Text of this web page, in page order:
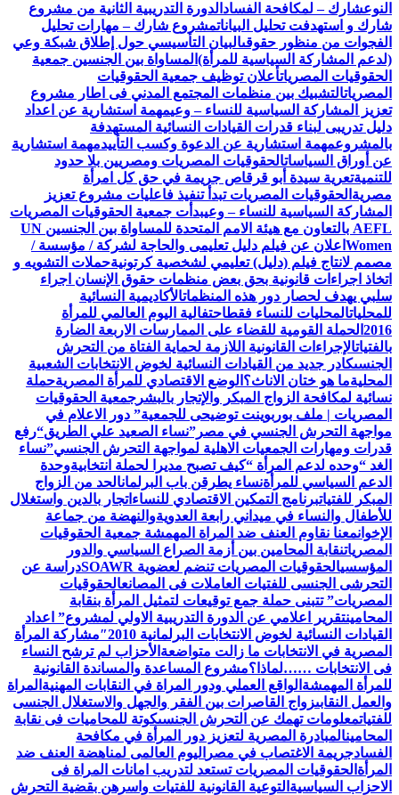
النوعشارك – لمكافحة الفساد الدورة التدريبية الثانية من مشروع
شارك و استهدفت تحليل البياناتمشروع شارك – مهارات تحليل
الفجوات من منظور حقوقىالبيان التأسيسي حول إطلاق شبكة وعي
(لدعم المشاركة السياسية للمرأة) المساواة بين الجنسين جمعية
الحقوقيات المصرياتأعلان توظيف جمعية الحقوقيات
المصرياتالتشبيك بين منظمات المجتمع المدني فى اطار مشروع
تعزيز المشاركة السياسية للنساء – وعيمهمة استشارية عن اعداد
دليل تدريبى لبناء قدرات القيادات النسائية المستهدفة
بالمشروعمهمة استشارية عن الدعوة وكسب التأييدمهمة استشارية
عن أوراق السياساتالحقوقيات المصريات ومصريين بلا حدود
للتنميةتعرية سيدة أبو قرقاص جريمة في حق كل امرأة
مصرية الحقوقيات المصريات تبدأ تنفيذ فاعليات مشروع تعزيز
المشاركة السياسية للنساء – وعيبدأت جمعية الحقوقيات المصريات
AEFL بالتعاون مع هيئة الامم المتحدة للمساواة بين الجنسين UN
Women اعلان عن فيلم دليل تعليمى والحاجة لشركة / مؤسسة /
مصمم لانتاج فيلم (دليل) تعليمي لشخصية كرتونيةحملات التشويه و
اتخاذ اجراءات قانونية بحق بعض منظمات حقوق الإنسان اجراء
سلبي يهدف لحصار دور هذه المنظماتالأكاديمية النسائية
للمحلياتالمحليات للنساء فقطاحتفالية اليوم العالمي للمرأة
2016 الحملة القومية للقضاء على الممارسات الاربعة الضارة
بالفتياتالإجراءات القانونية اللازمة لحماية الفتاة من التحرش
الجنسىكادر جديد من القيادات النسائية لخوض الانتخابات الشعبية
المحليةما هو ختان الاناث؟ الوضع الاقتصادي للمرأة المصريةحملة
نسائية لمكافحة الزواج المبكر والإتجار بالبشر جمعية الحقوقيات
المصريات | ملف بوربوينت توضيحى للجمعية” دور الاعلام في
مواجهة التحرش الجنسي في مصر”نساء الصعيد علي الطريق“رفع
قدرات ومهارات الجمعيات الاهلية لمواجهة التحرش الجنسي”نساء
الغد “وحده لدعم المرأة “كيف تصبح مديرا لحملة انتخابيةوحدة
الدعم السياسي للمرأةنساء يطرقن باب البرلمانالحد من الزواج
المبكر للفتياتبرنامج التمكين الاقتصادي للنساء اتجار بالدين واستغلال
للأطفال والنساء في ميداني رابعة العدويةوالنهضة من جماعة
الإخوانمعنا نقاوم العنف ضد المراة المهمشة جمعية الحقوقيات
المصرياتنقابة المحامين بين أزمة الصراع السياسي والدور
المؤسسيالحقوقيات المصريات تنضم لعضوية SOAWR
دراسة عن
التحرشى الجنسى للفتيات العاملات فى المصانعالحقوقيات
المصريات” تتبنى حملة جمع توقيعات لتمثيل المرأة بنقابة
المحامينتقرير اعلامي عن الدورة التدريبية الاولي لمشروع” اعداد
القيادات النسائية لخوض الانتخابات البرلمانية 2010″
مشاركة المرأة
المصرية في الانتخابات ما زالت متواضعة الأحزاب لم ترشح النساء
فى الانتخابات ……لماذا؟مشروع المساعدة والمساندة القانونية
للمرأة المهمشة الواقع العملي ودور المراة في النقابات المهنية المراة
والعمل النقابىزواج القاصرات بين الفقر والجهل والاستغلال الجنسى
للفتياتمعلومات تهمك عن التحرش الجنسىكوتة للمحاميات فى نقابة
المحامينالمبادرة المصرية لتعزيز دور المرأة في مكافحة
الفسادجريمة الاغتصاب في مصر اليوم العالمى لمناهضة العنف ضد
المرأة الحقوقيات المصريات تستعد لتدريب امانات المراة فى
الاحزاب السياسية التوعية القانونية للفتيات واسرهن بقضية التحرش